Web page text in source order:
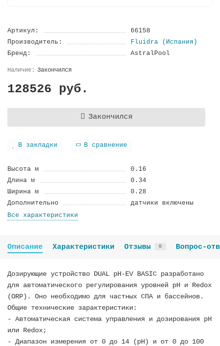
Артикул:
66158
Производитель:
Fluidra (Испания)
Бренд:
AstralPool
Закончился
128526 руб.
Закончился
В закладки В сравнение
Высота м
0.16
Длина м
0.34
Ширина м
0.28
Дополнительно
датчики включены
Все характеристики
Описание Характеристики Отзывы 0 Вопрос-
Дозирующие устройство DUAL pH-EV BASIC разработано
для автоматического регулирования уровней рН и Redox
(ORP). Оно необходимо для частных СПА и бассейнов.
Общие технические зарактеристики:
- Автоматическая система управления и дозирования рН
или Redox;
- Диапазон измерения от 0 до 14 (рН) и от 0 до 100